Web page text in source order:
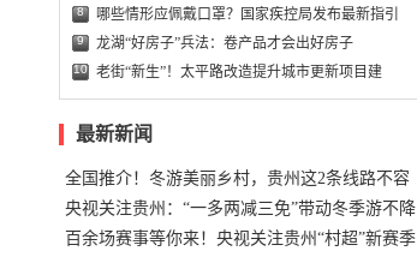
8 哪些情形应佩戴口罩？国家疾控局发布最新指引
9 龙湖“好房子”兵法：卷产品才会出好房子
10 老街“新生”！太平路改造提升城市更新项目建
最新新闻
全国推介！冬游美丽乡村，贵州这2条线路不容
错过
央视关注贵州：“一多两减三免”带动冬季游不降
温
百余场赛事等你来！央视关注贵州“村超”新赛季